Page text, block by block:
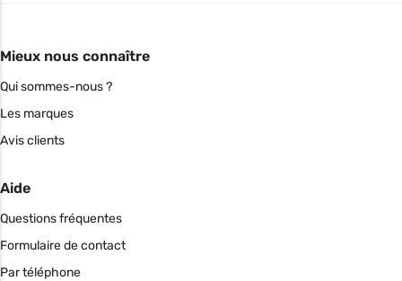
Mieux nous connaître
Qui sommes-nous ?
Les marques
Avis clients
Aide
Questions fréquentes
Formulaire de contact
Par téléphone